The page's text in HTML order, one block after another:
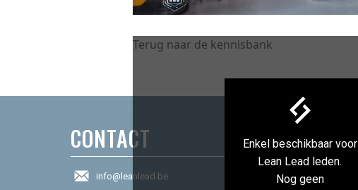
Enkel beschikbaar voor
Lean Lead leden.
Nog geen
Terug naar de kennisbank
CONTACT
info@leanlead.be